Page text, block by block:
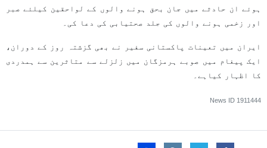
ہوئے ان حادثے میں جان بحق ہونے والوں کے لواحقین کیلئے صبر
اور زخمی ہونے والوں کی جلد صحتیابی کی دعا کی۔
ایران میں تعینات پاکستانی سفیر نے بھی گزشتہ روز کے دوران،
ایک پیغام میں صوبے ہرمزگان میں زلزلے سے متاثرین سے ہمدردی
کا اظہار کیاہے۔
News ID 1911444